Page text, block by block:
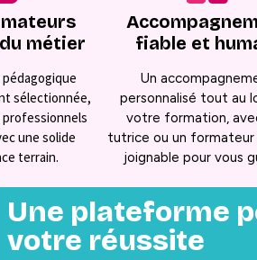
métier
sélectionnée,
une solide
terrain.
fiable et
Un
personnalisé tout au
votre formation,
tutrice ou un formateur
joignable pour vous
Une plateforme
votre réussite